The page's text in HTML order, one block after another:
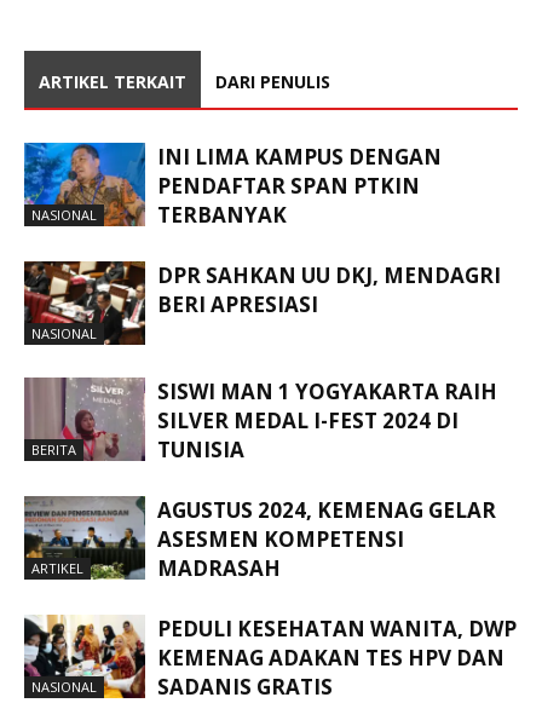
ARTIKEL TERKAIT DARI PENULIS
NASIONAL
INI LIMA KAMPUS DENGAN
PENDAFTAR SPAN PTKIN
TERBANYAK
NASIONAL
DPR SAHKAN UU DKJ, MENDAGRI
BERI APRESIASI
BERITA
SISWI MAN 1 YOGYAKARTA RAIH
SILVER MEDAL I-FEST 2024 DI
TUNISIA
ARTIKEL
AGUSTUS 2024, KEMENAG GELAR
ASESMEN KOMPETENSI
MADRASAH
NASIONAL
PEDULI KESEHATAN WANITA, DWP
KEMENAG ADAKAN TES HPV DAN
SADANIS GRATIS